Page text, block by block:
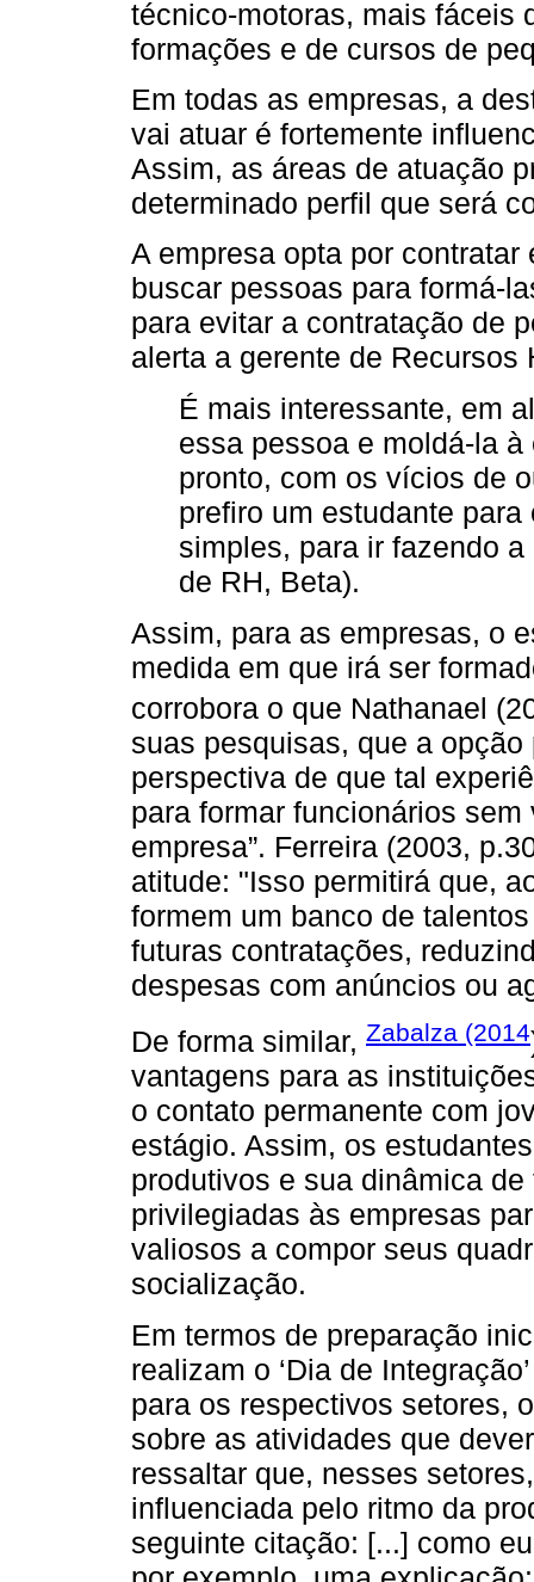
técnico-motoras, mais fáceis
formações e de cursos de
Em todas as empresas, a
vai atuar é fortemente
Assim, as áreas de atuação
determinado perfil que será
A empresa opta por
buscar pessoas para formá-
para evitar a contratação de
alerta a gerente de Recursos
É mais interessante, em
essa pessoa e moldá-la
pronto, com os vícios de
prefiro um estudante
simples, para ir fazendo
de RH, Beta).
Assim, para as empresas, o
medida em que irá ser
corrobora o que Nathanael
suas pesquisas, que a
perspectiva de que tal
para formar funcionários
empresa”. Ferreira (2003,
atitude: "Isso permitirá que,
formem um banco de
futuras contratações,
despesas com anúncios ou
De forma similar, Zabalza (2014
vantagens para as
o contato permanente com
estágio. Assim, os
produtivos e sua dinâmica
privilegiadas às empresas
valiosos a compor seus
socialização.
Em termos de preparação
realizam o ‘Dia de
para os respectivos setores,
sobre as atividades que
ressaltar que, nesses
influenciada pelo ritmo da
seguinte citação: [...] como